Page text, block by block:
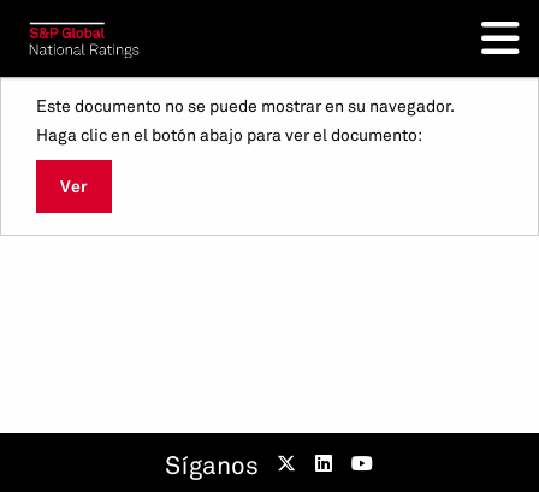
Este documento no se puede mostrar en su navegador.
Haga clic en el botón abajo para ver el documento:
Ver
Síganos